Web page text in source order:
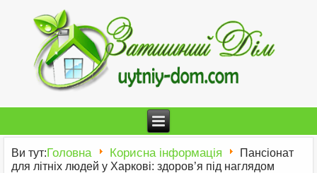
Ви тут:Головна Корисна інформація
Пансіонат
для літніх людей у Харкові: здоров’я під наглядом